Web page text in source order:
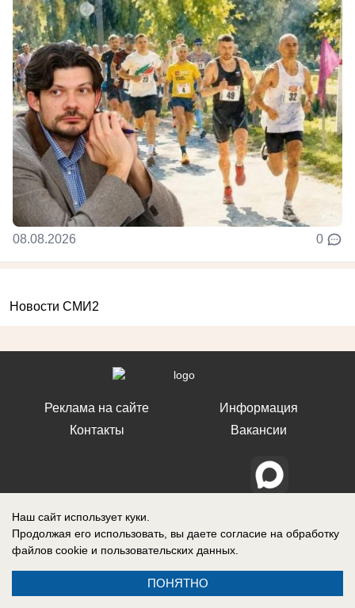
08.08.2026 0
Новости СМИ2
Реклама на сайте
Контакты
Информация
Вакансии
Запись о регистрации СМИ: Эл № ФС77-76112, выдано Федеральной
службой по надзору в сфере связи, информационных технологий и
массовых коммуникаций (Роскомнадзор) 12 июля 2019 г.
Наш сайт использует куки.
Продолжая его использовать, вы даете согласие на обработку
файлов cookie и пользовательских данных.
ПОНЯТНО